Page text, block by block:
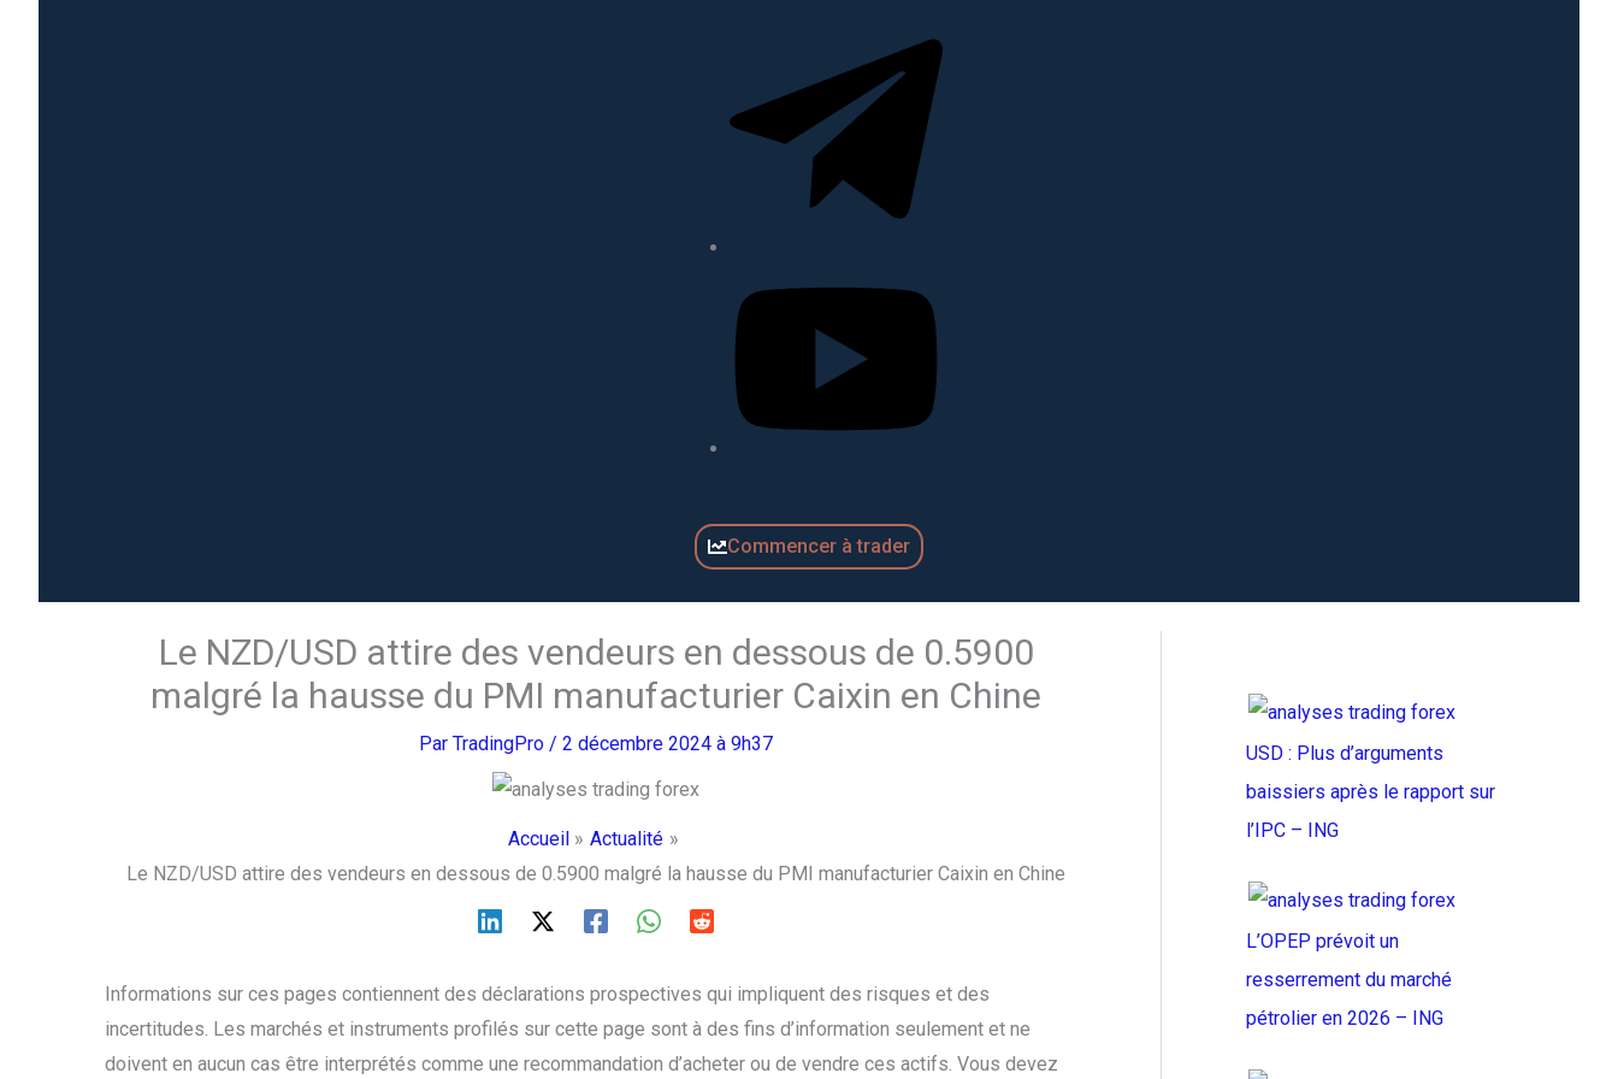
Commencer à trader
Le NZD/USD attire des vendeurs en dessous de 0.5900
malgré la hausse du PMI manufacturier Caixin en Chine
ParTradingPro / 2 décembre 2024 à 9h37
Accueil
Actualité
Le NZD/USD attire des vendeurs en dessous de 0.5900 malgré la hausse du PMI manufacturier Caixin en Chine
Informations sur ces pages contiennent des déclarations prospectives qui impliquent des risques et des
incertitudes. Les marchés et instruments profilés sur cette page sont à des fins d’information seulement et ne
doivent en aucun cas être interprétés comme une recommandation d’acheter ou de vendre ces actifs. Vous devez
USD : Plus d’arguments
baissiers après le rapport sur
l’IPC – ING
L’OPEP prévoit un
resserrement du marché
pétrolier en 2026 – ING